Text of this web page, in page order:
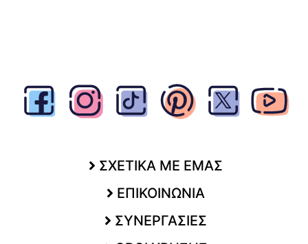
ΣΧΕΤΙΚΑ ΜΕ ΕΜΑΣ
ΕΠΙΚΟΙΝΩΝΙΑ
ΣΥΝΕΡΓΑΣΙΕΣ